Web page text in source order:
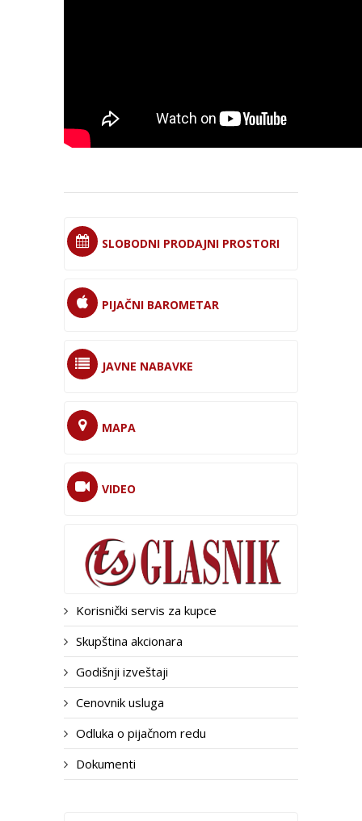
SLOBODNI PRODAJNI PROSTORI
PIJAČNI BAROMETAR
JAVNE NABAVKE
MAPA
VIDEO
Korisnički servis za kupce
Skupština akcionara
Godišnji izveštaji
Cenovnik usluga
Odluka o pijačnom redu
Dokumenti